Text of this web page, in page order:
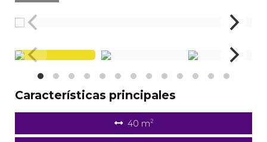
Características principales
40 m2